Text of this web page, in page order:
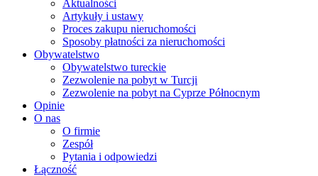
Aktualności
Artykuły i ustawy
Proces zakupu nieruchomości
Sposoby płatności za nieruchomości
Obywatelstwo
Obywatelstwo tureckie
Zezwolenie na pobyt w Turcji
Zezwolenie na pobyt na Cyprze Północnym
Opinie
O nas
O firmie
Zespół
Pytania i odpowiedzi
Łączność